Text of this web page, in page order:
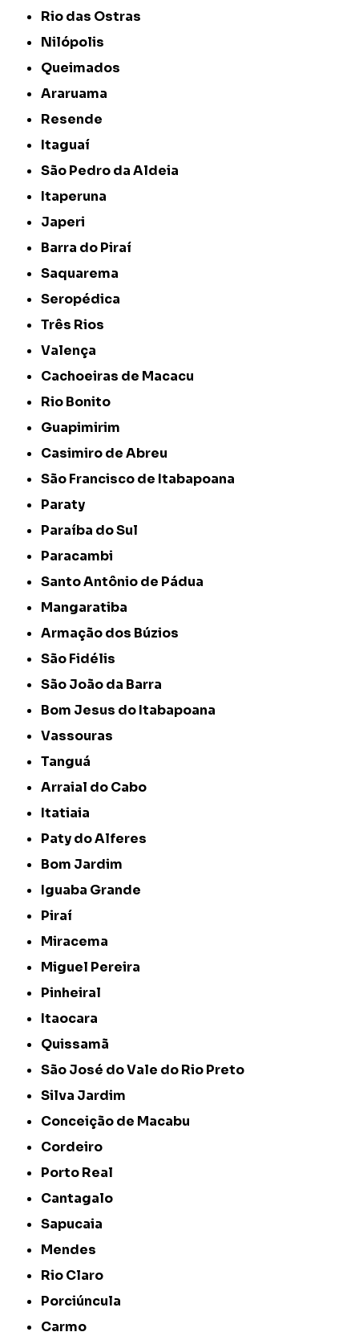
Rio das Ostras
Nilópolis
Queimados
Araruama
Resende
Itaguaí
São Pedro da Aldeia
Itaperuna
Japeri
Barra do Piraí
Saquarema
Seropédica
Três Rios
Valença
Cachoeiras de Macacu
Rio Bonito
Guapimirim
Casimiro de Abreu
São Francisco de Itabapoana
Paraty
Paraíba do Sul
Paracambi
Santo Antônio de Pádua
Mangaratiba
Armação dos Búzios
São Fidélis
São João da Barra
Bom Jesus do Itabapoana
Vassouras
Tanguá
Arraial do Cabo
Itatiaia
Paty do Alferes
Bom Jardim
Iguaba Grande
Piraí
Miracema
Miguel Pereira
Pinheiral
Itaocara
Quissamã
São José do Vale do Rio Preto
Silva Jardim
Conceição de Macabu
Cordeiro
Porto Real
Cantagalo
Sapucaia
Mendes
Rio Claro
Porciúncula
Carmo